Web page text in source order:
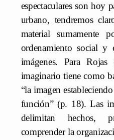
espectaculares son hoy
urbano, tendremos
material sumamente
ordenamiento social y
imágenes. Para
imaginario tiene como
“la imagen
función” (p. 18). Las
delimitan hechos,
comprender la